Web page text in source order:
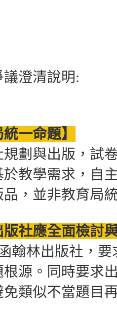
澄清說明:
一命題】
劃與出版，試
教學需求，自
，並非教育局
社應全面檢討與
翰林出版社，
源。同時要求
類似不當題目